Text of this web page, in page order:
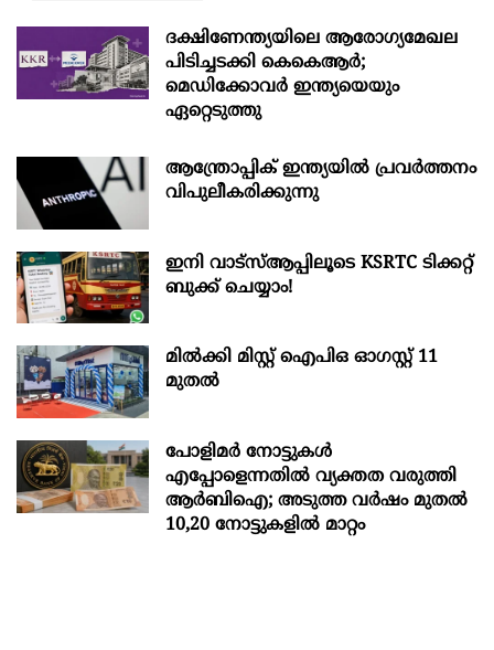
ദക്ഷിണേന്ത്യയിലെ ആരോഗ്യമേഖല
പിടിച്ചടക്കി കെകെആർ;
മെഡിക്കോവർ ഇന്ത്യയെയും
ഏറ്റെടുത്തു
ആന്ത്രോപ്പിക് ഇന്ത്യയില്‍ പ്രവര്‍ത്തനം
വിപുലീകരിക്കുന്നു
ഇനി വാട്‌സ്ആപ്പിലൂടെ KSRTC ടിക്കറ്റ്
ബുക്ക് ചെയ്യാം!
മില്‍ക്കി മിസ്റ്റ്‌ ഐപിഒ ഓഗസ്റ്റ്‌ 11
മുതല്‍
പോളിമർ നോട്ടുകൾ
എപ്പോളെന്നതിൽ വ്യക്തത വരുത്തി
ആർബിഐ; അടുത്ത വർഷം മുതൽ
10,20 നോട്ടുകളിൽ മാറ്റം